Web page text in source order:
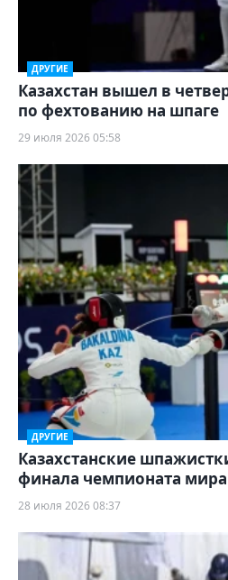
ДРУГИЕ
Казахстан вышел в
по фехтованию на шпаге
29 июля 2026 05:58
ДРУГИЕ
Казахстанские
финала чемпионата мира
28 июля 2026 08:37